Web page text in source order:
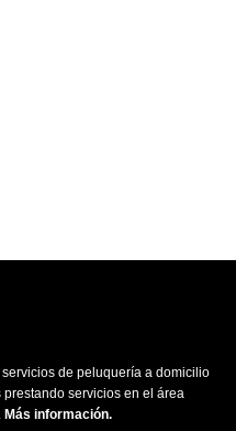
de peluquería a domicilio
servicios en el área
Más información.